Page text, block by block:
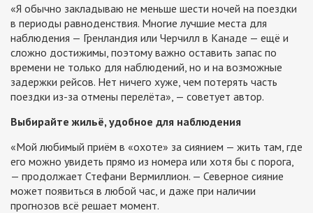
«Я обычно закладываю не меньше шести ночей на поездки
в периоды равноденствия. Многие лучшие места для
наблюдения — Гренландия или Черчилл в Канаде — ещё и
сложно достижимы, поэтому важно оставить запас по
времени не только для наблюдений, но и на возможные
задержки рейсов. Нет ничего хуже, чем потерять часть
поездки из-за отмены перелёта», — советует автор.
Выбирайте жильё, удобное для наблюдения
«Мой любимый приём в «охоте» за сиянием — жить там, где
его можно увидеть прямо из номера или хотя бы с порога,
— продолжает Стефани Вермиллион. — Северное сияние
может появиться в любой час, и даже при наличии
прогнозов всё решает момент.